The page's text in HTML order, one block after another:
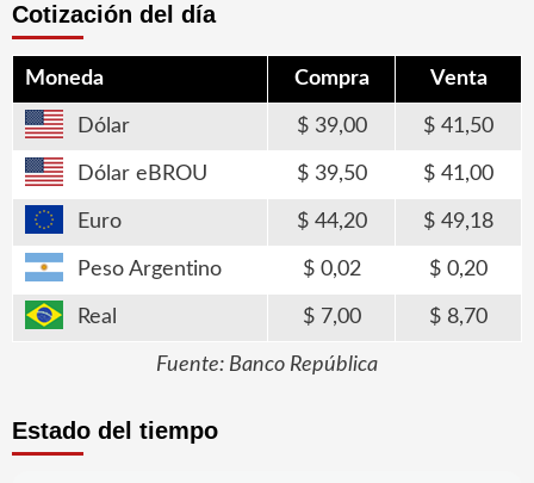
Cotización del día
Moneda Compra Venta
Dólar 39,00 41,50
Dólar eBROU 39,50 41,00
Euro 44,20 49,18
Peso Argentino 0,02 0,20
Real 7,00 8,70
Fuente: Banco República
Estado del tiempo